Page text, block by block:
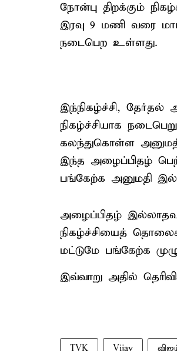
நோன்பு திறக்கும்
இரவு 9 மணி வரை
நடைபெற உள்ளது.
இந்நிகழ்ச்சி,
நிகழ்ச்சியாக
கலந்துகொள்ள
இந்த அழைப்பிதழ்
பங்கேற்க அனுமதி
அழைப்பிதழ்
நிகழ்ச்சியைத்
மட்டுமே பங்கேற்க
இவ்வாறு அதில்
TVK Vijay